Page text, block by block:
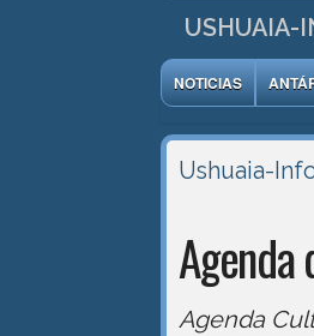
USHUAIA-
NOTICIAS
Ushuaia-
Agenda
Agenda